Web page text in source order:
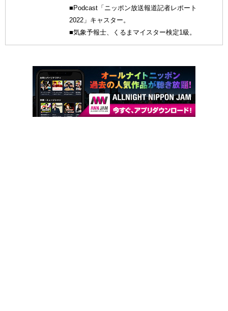
■Podcast「ニッポン放送報道記者レポート
2022」キャスター。
■気象予報士、くるまマイスター検定1級。